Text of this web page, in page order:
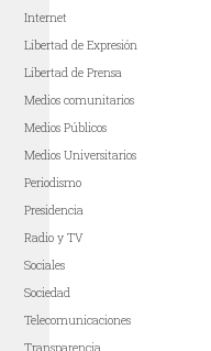
Internet
Libertad de Expresión
Libertad de Prensa
Medios comunitarios
Medios Públicos
Medios Universitarios
Periodismo
Presidencia
Radio y TV
Sociales
Sociedad
Telecomunicaciones
Transparencia